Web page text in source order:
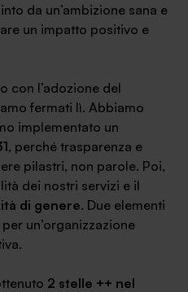
da un’ambizione sana e
un impatto positivo e
con l’adozione del
fermati lì. Abbiamo
implementato un
, perché trasparenza e
pilastri, non parole. Poi,
dei nostri servizi e il
di genere. Due elementi
un’organizzazione
2 stelle ++ nel